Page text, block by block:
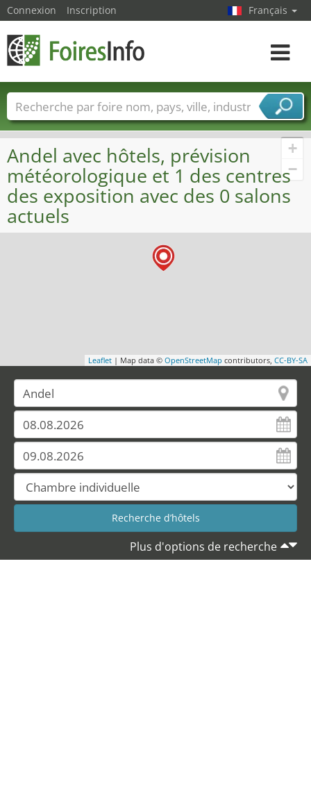
+
−
Leaflet | Map data © OpenStreetMap contributors, CC-BY-SA
Andel avec hôtels, prévision
météorologique et 1 des centres
des exposition avec des 0 salons
actuels
Plus d'options de recherche
Connexion Inscription Français
Toggle
Foire noms Pays Villes
Secteurs de foire
Secteurs du fournisseur de services